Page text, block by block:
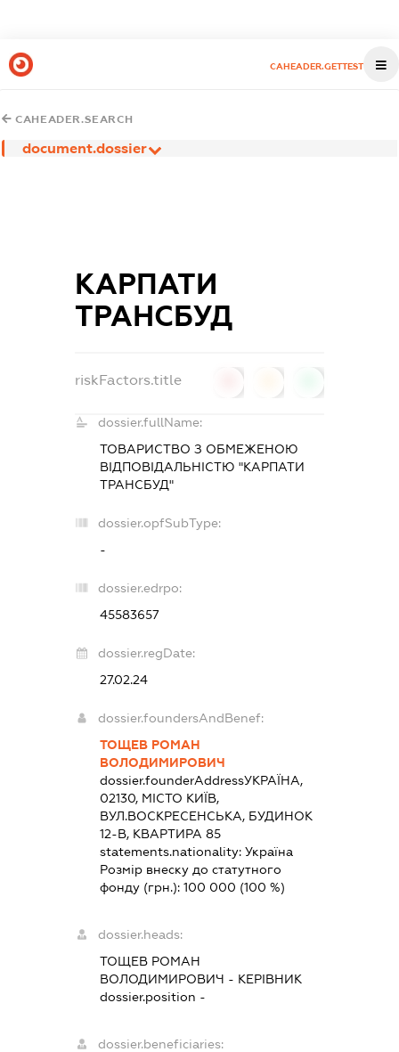
CAHEADER.GETTEST
CAHEADER.SEARCH
document.dossier
КАРПАТИ
ТРАНСБУД
riskFactors.title
dossier.fullName:
ТОВАРИСТВО З ОБМЕЖЕНОЮ
ВІДПОВІДАЛЬНІСТЮ "КАРПАТИ
ТРАНСБУД"
dossier.opfSubType:
-
dossier.edrpo:
45583657
dossier.regDate:
27.02.24
dossier.foundersAndBenef:
ТОЩЕВ РОМАН
ВОЛОДИМИРОВИЧ
dossier.founderAddressУКРАЇНА,
02130, МІСТО КИЇВ,
ВУЛ.ВОСКРЕСЕНСЬКА, БУДИНОК
12-В, КВАРТИРА 85
statements.nationality: Україна
Розмір внеску до статутного
фонду (грн.): 100 000 (100 %)
dossier.heads:
ТОЩЕВ РОМАН
ВОЛОДИМИРОВИЧ - КЕРІВНИК
dossier.position -
dossier.beneficiaries: